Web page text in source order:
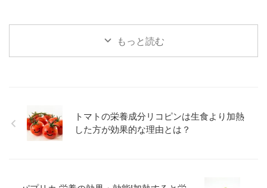
もっと読む
トマトの栄養成分リコピンは生食より加熱
した方が効果的な理由とは？